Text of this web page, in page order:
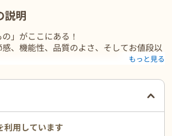
説明
」がここにある！
、機能性、品質のよさ、そしてお値段以
もっと見る
さい
利用しています